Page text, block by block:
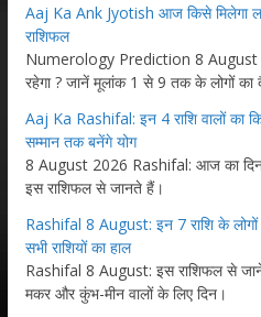
Aaj Ka Ank Jyotish आज किसे मिलेगा
राशिफल
Numerology Prediction 8 August
रहेगा ? जानें मूलांक 1 से 9 तक के लोगों का
Aaj Ka Rashifal: इन 4 राशि वालों का
सम्मान तक बनेंगे योग
8 August 2026 Rashifal: आज का
इस राशिफल से जानते हैं।
Rashifal 8 August: इन 7 राशि के
सभी राशियों का हाल
Rashifal 8 August: इस राशिफल से जानें
मकर और कुंभ-मीन वालों के लिए दिन।